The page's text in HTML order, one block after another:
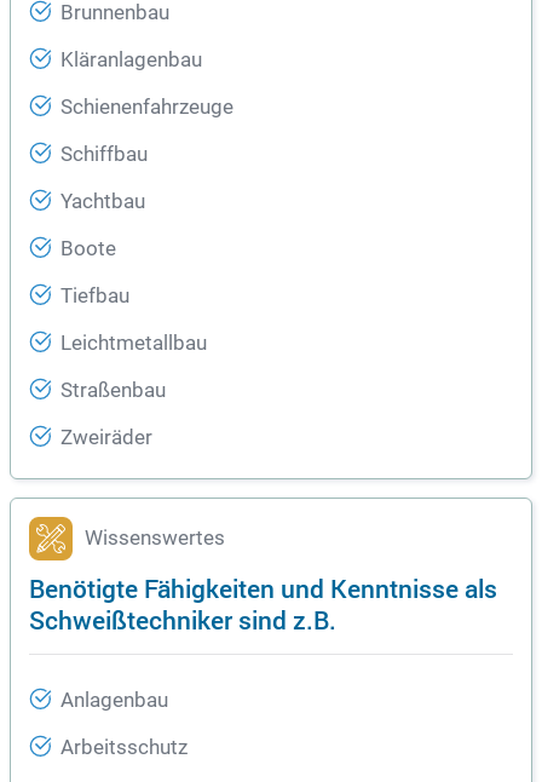
Brunnenbau
Kläranlagenbau
Schienenfahrzeuge
Schiffbau
Yachtbau
Boote
Tiefbau
Leichtmetallbau
Straßenbau
Zweiräder
Wissenswertes
Benötigte Fähigkeiten und Kenntnisse als
Schweißtechniker sind z.B.
Anlagenbau
Arbeitsschutz